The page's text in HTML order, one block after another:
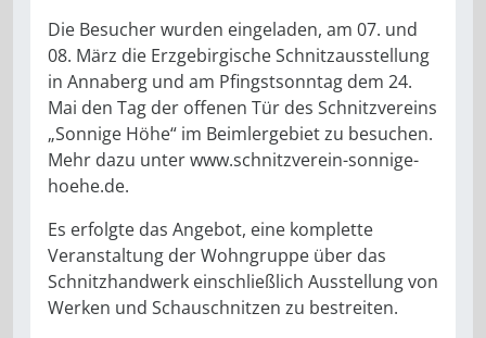
Die Besucher wurden eingeladen, am 07. und
08. März die Erzgebirgische Schnitzausstellung
in Annaberg und am Pfingstsonntag dem 24.
Mai den Tag der offenen Tür des Schnitzvereins
„Sonnige Höhe“ im Beimlergebiet zu besuchen.
Mehr dazu unter www.schnitzverein-sonnige-
hoehe.de.
Es erfolgte das Angebot, eine komplette
Veranstaltung der Wohngruppe über das
Schnitzhandwerk einschließlich Ausstellung von
Werken und Schauschnitzen zu bestreiten.